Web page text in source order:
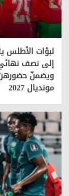
لبؤات الأطلس
إلى نصف
ويضمنّ
مونديال 2027